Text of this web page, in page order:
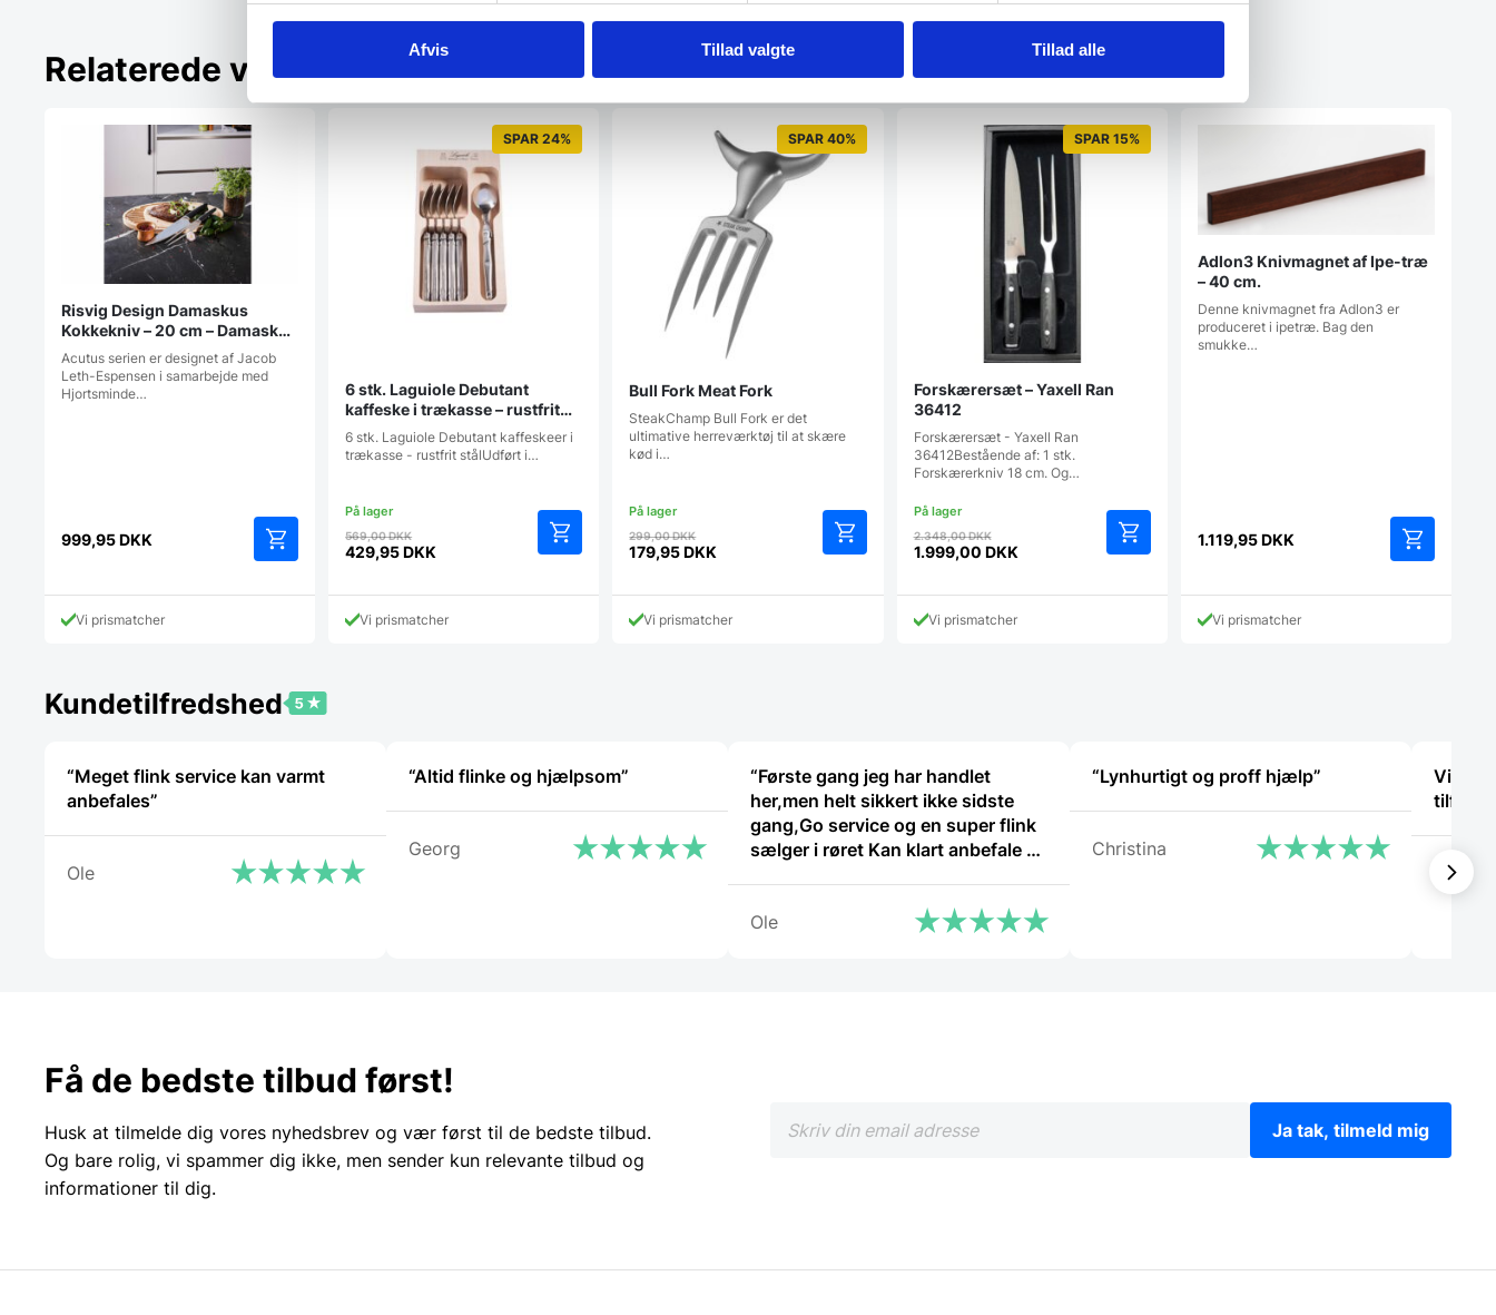
Afvis Tillad valgte Tillad alle
Relaterede varer
Risvig Design Damaskus
Kokkekniv – 20 cm – Damaskus
67 lag
Acutus serien er designet af Jacob
Leth-Espensen i samarbejde med
Hjortsminde…
999,95DKK
Vi prismatcher
SPAR 24%
6 stk. Laguiole Debutant
kaffeske i trækasse – rustfrit
stål
6 stk. Laguiole Debutant kaffeskeer i
trækasse - rustfrit stålUdført i…
569,00DKKDen
oprindelige
var:
569,00 DKK.
429,95DKK
aktuelle
pris
er:Vi prismatcher
SPAR 40%
Bull Fork Meat Fork
SteakChamp Bull Fork er det
ultimative herreværktøj til at skære
kød i…
299,00DKKDen
oprindelige
var:
299,00 DKK.
179,95DKK
aktuelle
pris
er:Vi prismatcher
SPAR 15%
Forskærersæt – Yaxell Ran
36412
Forskærersæt - Yaxell Ran
36412Bestående af: 1 stk.
Forskærerkniv 18 cm. Og…
2.348,00DKKDen
oprindelige
var:
2.348,00 DKK.
1.999,00 DKK
aktuelle
pris
er:Vi prismatcher
Adlon3 Knivmagnet af Ipe-træ
– 40 cm.
Denne knivmagnet fra Adlon3 er
produceret i ipetræ. Bag den
smukke…
1.119,95DKK
Vi prismatcher
Kundetilfredshed
“Meget flink service kan varmt
anbefales”
Ole
“Altid flinke og hjælpsom”
Georg
“Første gang jeg har handlet
her,men helt sikkert ikke sidste
gang,Go service og en super flink
sælger i røret Kan klart anbefale at
Ole
“Lynhurtigt og proff hjælp”
Christina
tilfreds
Få de bedste tilbud først!
Husk at tilmelde dig vores nyhedsbrev og vær først til de bedste tilbud.
Og bare rolig, vi spammer dig ikke, men sender kun relevante tilbud og
informationer til dig.
Ja tak, tilmeld mig